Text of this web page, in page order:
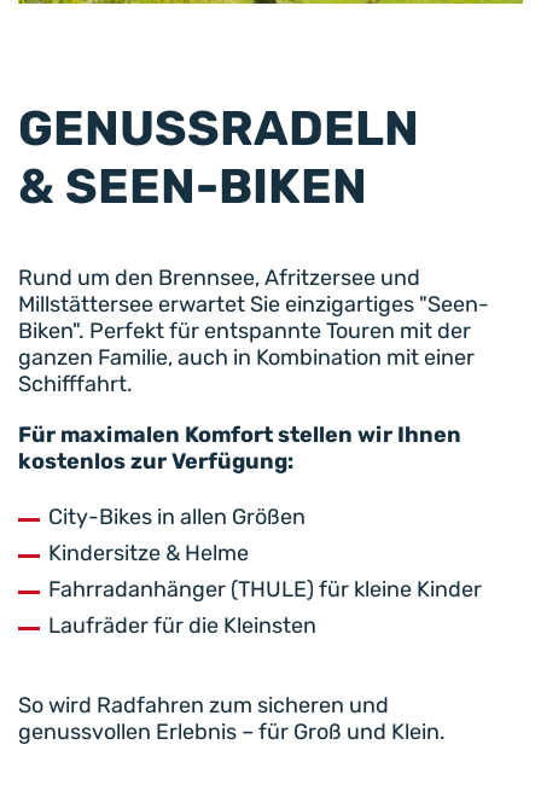
GENUSSRADELN
& SEEN-BIKEN
Rund um den Brennsee, Afritzersee und
Millstättersee erwartet Sie einzigartiges "Seen-
Biken". Perfekt für entspannte Touren mit der
ganzen Familie, auch in Kombination mit einer
Schifffahrt.
Für maximalen Komfort stellen wir Ihnen
kostenlos zur Verfügung:
City-Bikes in allen Größen
Kindersitze & Helme
Fahrradanhänger (THULE) für kleine Kinder
Laufräder für die Kleinsten
So wird Radfahren zum sicheren und
genussvollen Erlebnis – für Groß und Klein.